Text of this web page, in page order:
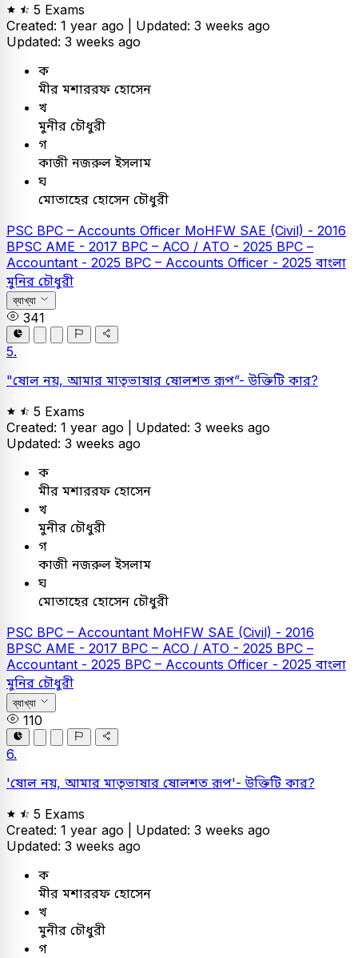
5 Exams
Created: 1 year ago | Updated: 3 weeks ago
Updated: 3 weeks ago
ক
মীর মশাররফ হোসেন
খ
মুনীর চৌধুরী
গ
কাজী নজরুল ইসলাম
ঘ
মোতাহের হোসেন চৌধুরী
PSC BPC – Accounts Officer MoHFW SAE (Civil) - 2016
BPSC AME - 2017 BPC – ACO / ATO - 2025 BPC –
Accountant - 2025 BPC – Accounts Officer - 2025 বাংলা
মুনির চৌধুরী
ব্যাখ্যা
341
5.
"ষোল নয়, আমার মাতৃভাষার ষোলশত রূপ”- উক্তিটি কার?
5 Exams
Created: 1 year ago | Updated: 3 weeks ago
Updated: 3 weeks ago
ক
মীর মশাররফ হোসেন
খ
মুনীর চৌধুরী
গ
কাজী নজরুল ইসলাম
ঘ
মোতাহের হোসেন চৌধুরী
PSC BPC – Accountant MoHFW SAE (Civil) - 2016
BPSC AME - 2017 BPC – ACO / ATO - 2025 BPC –
Accountant - 2025 BPC – Accounts Officer - 2025 বাংলা
মুনির চৌধুরী
ব্যাখ্যা
110
6.
'ষোল নয়, আমার মাতৃভাষার ষোলশত রূপ'- উক্তিটি কার?
5 Exams
Created: 1 year ago | Updated: 3 weeks ago
Updated: 3 weeks ago
ক
মীর মশাররফ হোসেন
খ
মুনীর চৌধুরী
গ